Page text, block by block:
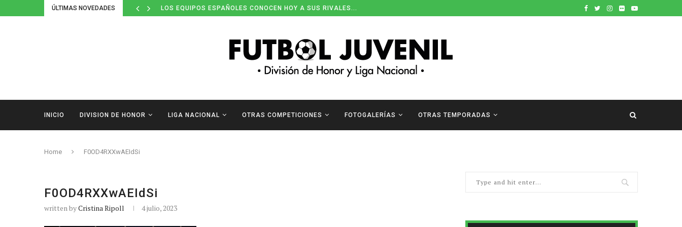
ÚLTIMAS NOVEDADES LOS EQUIPOS ESPAÑOLES CONOCEN HOY A SUS RIVALES...
INICIO DIVISION DE HONOR LIGA NACIONAL OTRAS COMPETICIONES FOTOGALERÍAS OTRAS TEMPORADAS
Home F0OD4RXXwAEIdSi
F0OD4RXXwAEIdSi
written byCristina Ripoll 4 julio, 2023